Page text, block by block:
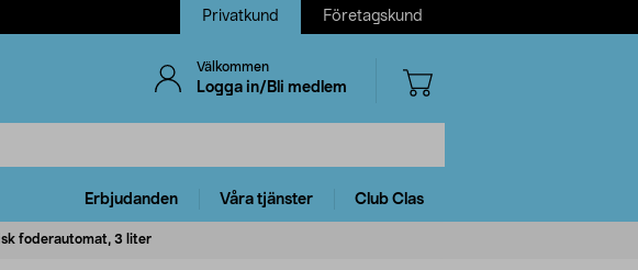
Privatkund Företagskund
Välkommen
Logga in/Bli medlem
Erbjudanden Våra tjänster Club Clas
foderautomat, 3 liter